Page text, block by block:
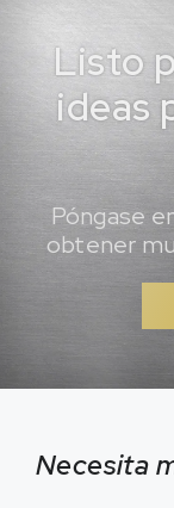
Listo
ideas
Póngase
obtener
Necesita